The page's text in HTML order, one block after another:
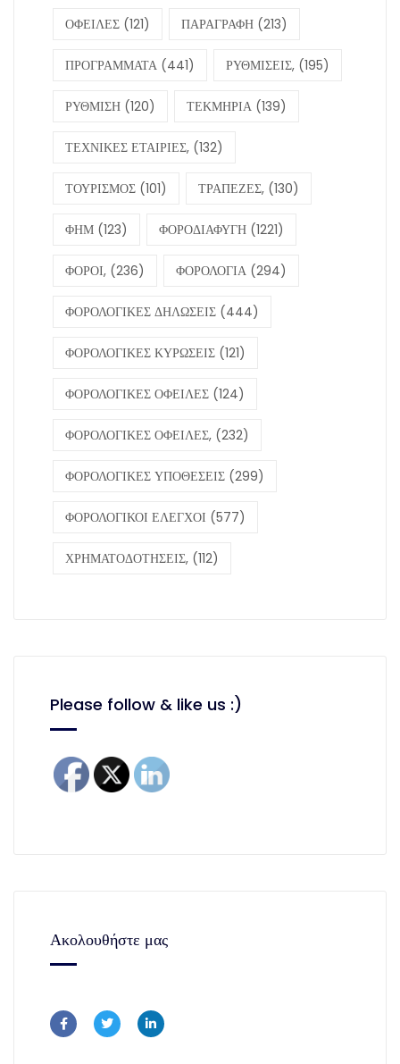
ΟΦΕΙΛΕΣ (121) ΠΑΡΑΓΡΑΦΗ (213)
ΠΡΟΓΡΑΜΜΑΤΑ (441) ΡΥΘΜΙΣΕΙΣ, (195)
ΡΥΘΜΙΣΗ (120) ΤΕΚΜΗΡΙΑ (139)
ΤΕΧΝΙΚΕΣ ΕΤΑΙΡΙΕΣ, (132)
ΤΟΥΡΙΣΜΟΣ (101) ΤΡΑΠΕΖΕΣ, (130)
ΦΗΜ (123) ΦΟΡΟΔΙΑΦΥΓΗ (1221)
ΦΟΡΟΙ, (236) ΦΟΡΟΛΟΓΙΑ (294)
ΦΟΡΟΛΟΓΙΚΕΣ ΔΗΛΩΣΕΙΣ (444)
ΦΟΡΟΛΟΓΙΚΕΣ ΚΥΡΩΣΕΙΣ (121)
ΦΟΡΟΛΟΓΙΚΕΣ ΟΦΕΙΛΕΣ (124)
ΦΟΡΟΛΟΓΙΚΕΣ ΟΦΕΙΛΕΣ, (232)
ΦΟΡΟΛΟΓΙΚΕΣ ΥΠΟΘΕΣΕΙΣ (299)
ΦΟΡΟΛΟΓΙΚΟΙ ΕΛΕΓΧΟΙ (577)
ΧΡΗΜΑΤΟΔΟΤΗΣΕΙΣ, (112)
Please follow & like us :)
Ακολουθήστε μας